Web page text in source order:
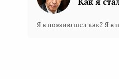
Я в поэзию шел как? Я в